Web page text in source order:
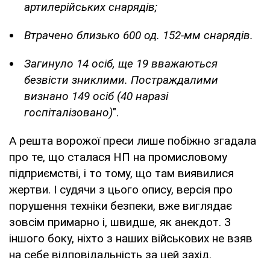
артилерійських снарядів;
Втрачено близько 600 од. 152-мм снарядів.
Загинуло 14 осіб, ще 19 вважаються
безвісти зниклими. Постраждалими
визнано 149 осіб (40 наразі
госпіталізовано)".
А решта ворожої преси лише побіжно згадала
про те, що сталася НП на промисловому
підприємстві, і то тому, що там виявилися
жертви. І судячи з цього опису, версія про
порушення техніки безпеки, вже виглядає
зовсім примарно і, швидше, як анекдот. З
іншого боку, ніхто з наших військових не взяв
на себе відповідальність за цей захід.